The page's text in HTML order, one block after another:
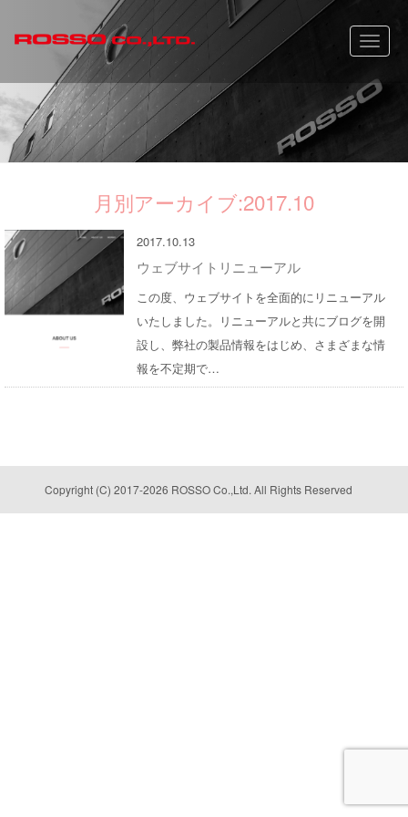
Toggle
月別アーカイブ:2017.10
2017.10.13
ウェブサイトリニューアル
この度、ウェブサイトを全面的にリニューアル
いたしました。リニューアルと共にブログを開
設し、弊社の製品情報をはじめ、さまざまな情
報を不定期で…
Copyright (C) 2017-2026 ROSSO Co.,Ltd. All Rights Reserved